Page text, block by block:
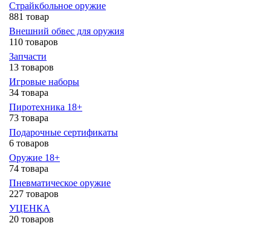
Страйкбольное оружие
881 товар
Внешний обвес для оружия
110 товаров
Запчасти
13 товаров
Игровые наборы
34 товара
Пиротехника 18+
73 товара
Подарочные сертификаты
6 товаров
Оружие 18+
74 товара
Пневматическое оружие
227 товаров
УЦЕНКА
20 товаров